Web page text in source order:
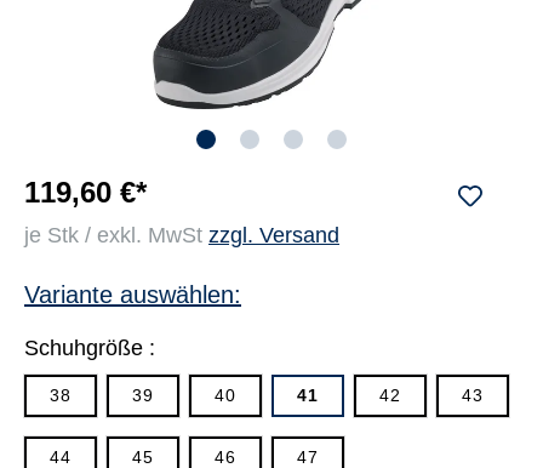
119,60 €*
je Stk / exkl. MwSt zzgl. Versand
Variante auswählen:
Schuhgröße :
38 39 40 41 42 43
44 45 46 47